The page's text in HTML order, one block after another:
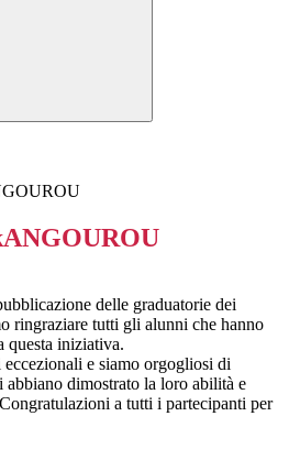
delle graduatorie dei
ringraziare tutti gli alunni che hanno
questa iniziativa.
e siamo orgogliosi di
abbiano dimostrato la loro abilità e
a tutti i partecipanti per